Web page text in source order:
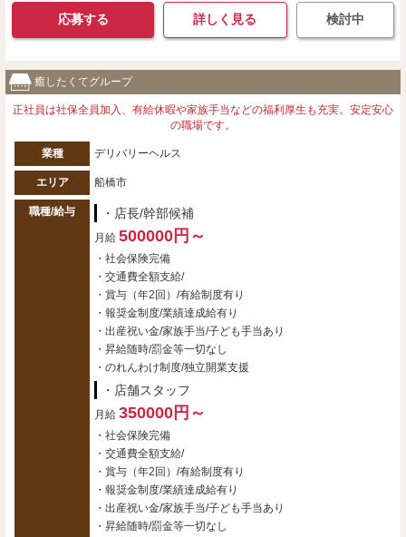
応募する 詳しく見る 検討中
癒したくてグループ
正社員は社保全員加入、有給休暇や家族手当などの福利厚生も充実。安定安心
の職場です。
業種 デリバリーヘルス
エリア 船橋市
職種/給与 ・店長/幹部候補
月給 500000円～
・社会保険完備
・交通費全額支給/
・賞与（年2回）/有給制度有り
・報奨金制度/業績達成給有り
・出産祝い金/家族手当/子ども手当あり
・昇給随時/罰金等一切なし
・のれんわけ制度/独立開業支援
・店舗スタッフ
月給 350000円～
・社会保険完備
・交通費全額支給/
・賞与（年2回）/有給制度有り
・報奨金制度/業績達成給有り
・出産祝い金/家族手当/子ども手当あり
・昇給随時/罰金等一切なし